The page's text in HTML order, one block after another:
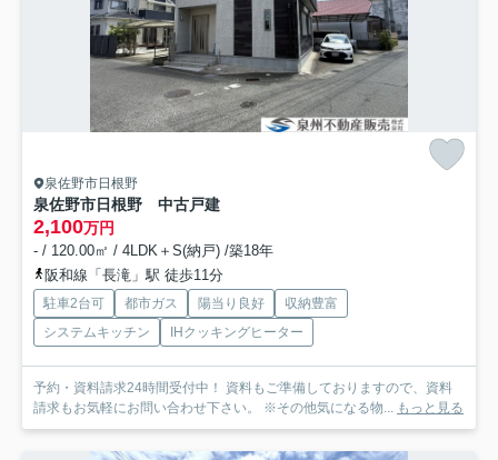
泉佐野市日根野
泉佐野市日根野 中古戸建
2,100万円
- / 120.00㎡ / 4LDK＋S(納戸) /築18年
阪和線「長滝」駅 徒歩11分
駐車2台可 都市ガス 陽当り良好
収納豊富
システムキッチン
IHクッキングヒーター
予約・資料請求24時間受付中！ 資料もご準備しておりますので、資料
請求もお気軽にお問い合わせ下さい。 ※その他気になる物... もっと見る